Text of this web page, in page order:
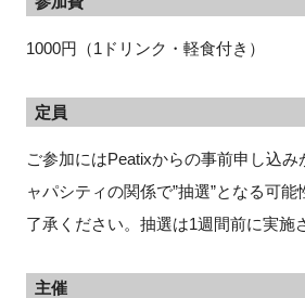
1000円（1ドリンク・軽食付き）
定員
ご参加にはPeatixからの事前申し込
ャパシティの関係で”抽選”となる可
了承ください。抽選は1週間前に実施
主催